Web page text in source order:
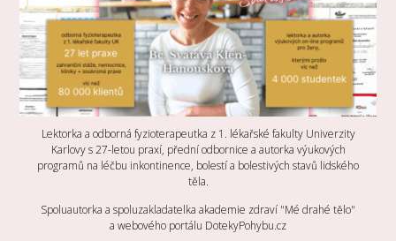
Lektorka a odborná fyzioterapeutka z 1. lékařské fakulty Univerzity
Karlovy s 27-letou praxí, přední odbornice a autorka výukových
programů na léčbu inkontinence, bolestí a bolestivých stavů lidského
těla.
Spoluautorka a spoluzakladatelka akademie zdraví "Mé drahé tělo"
a webového portálu DotekyPohybu.cz